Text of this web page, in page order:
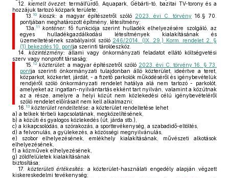
12.
kiemelt övezet: termálfürdő, Aquapark, Gébárti-tó, bazitai TV-torony és a
hozzájuk tartozó közpark területe;
13. 10 kioszk: a magyar építészetről szóló 2023. évi C. törvény 16.§ 70.
pontjában meghatározott építmény, létesítmény;
13a. 11 konténer:fő funkciója szerint hulladék elhelyezésére szolgáló, az
egyes hulladékgazdálkodási létesítmények kialakításának és
üzemeltetésének szabályairól szóló 246/2014. (IX. 29.) Korm. rendelet 2. §
(1) bekezdés 10. pontja szerinti tárolóeszköz.
14.
közintézmény: állami vagy önkormányzati feladatot ellátó költségvetési
szerv vagy nonprofit társaság;
15. 12 közterület:a magyar építészetről szóló 2023. évi C. törvény 16. § 73.
pontja szerinti önkormányzati tulajdonban álló közterület, ideértve a teret,
közparkot, közkertet, járdát, - a fizető parkolók működéséről és igénybevételük
rendjéről szóló önkormányzati rendelet hatálya alá nem tartozó - parkolót,
amelyeket az ingatlan-nyilvántartás ekként tart nyilván, valamint a közútnak
az a része, amelyre a helyi közút nem közlekedési célú igénybevételéről
szóló rendelet előírásait nem kell alkalmazni;
16. 13 közterület rendeltetése: a közterület rendeltetése lehet
a) a telkek térbeli kapcsolatának, megközelítésének,
b) a közúti és gyalogos közlekedés (út, járda stb.),
c) a kikapcsolódás, a szórakozás, a sporttevékenység, a szabadidő-eltöltés,
d) a felvonulás, a gyülekezés, a közösségi megnyilvánulás,
e) szobor elhelyezésének, emlékhely kialakításának, művészeti alkotások
elhelyezésének,
f) a közművek elhelyezésének,
g) zöldfelületek kialakításának
biztosítása;
17.
közterületi értékesítés: a közterület-használati engedély alapján végzett
kiskereskedelmi tevékenység;